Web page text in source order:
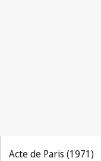
Acte de Paris (1971)